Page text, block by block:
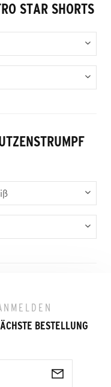
STAR SHORTS
BESTELLUNG